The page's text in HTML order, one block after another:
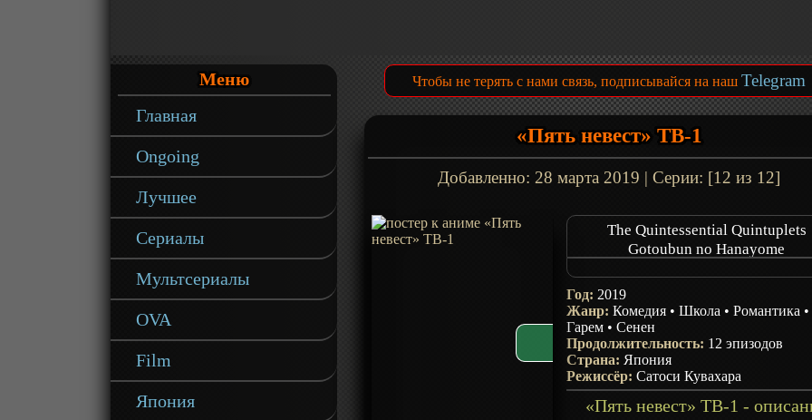
Меню
Главная
Ongoing
Лучшее
Сериалы
Мультсериалы
OVA
Film
Япония
Чтобы не терять с нами связь, подписывайся на наш Telegram
«Пять невест» ТВ-1
Добавленно: 28 марта 2019 | Серии: [12 из 12]
The Quintessential Quintuplets
Gotoubun no Hanayome
Go-Toubun no Hanayome
Год: 2019
Жанр:Комедия •Школа •Романтика •
Гарем •Сенен
Продолжительность: 12 эпизодов
Страна: Япония
Режиссёр:Сатоси Кувахара
«Пять невест» ТВ-1 -